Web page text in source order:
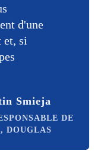
d'une
et, si
Smieja
DE
DOUGLAS